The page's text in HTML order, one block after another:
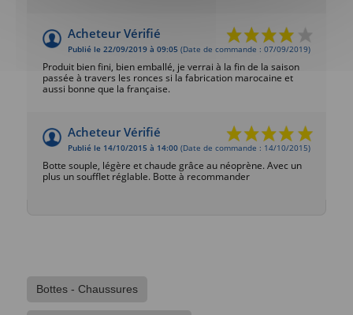
Acheteur Vérifié
Publié le 22/09/2019 à 09:05 (Date de commande : 07/09/2019)
Produit bien fini, bien emballé, je verrai à la fin de la saison
passée à travers les ronces si la fabrication marocaine et
aussi bonne que la française.
Acheteur Vérifié
Publié le 14/10/2015 à 14:00 (Date de commande : 14/10/2015)
Botte souple, légère et chaude grâce au néoprène. Avec un
plus un soufflet réglable. Botte à recommander
Bottes - Chaussures